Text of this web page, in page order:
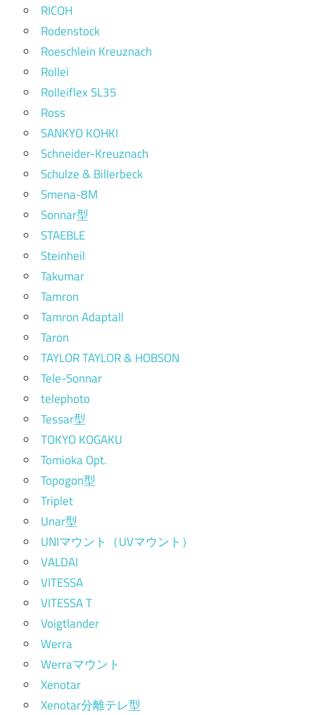
RICOH
Rodenstock
Roeschlein Kreuznach
Rollei
Rolleiflex SL35
Ross
SANKYO KOHKI
Schneider-Kreuznach
Schulze & Billerbeck
Smena-8M
Sonnar型
STAEBLE
Steinheil
Takumar
Tamron
Tamron Adaptall
Taron
TAYLOR TAYLOR & HOBSON
Tele-Sonnar
telephoto
Tessar型
TOKYO KOGAKU
Tomioka Opt.
Topogon型
Triplet
Unar型
UNIマウント（UVマウント）
VALDAI
VITESSA
VITESSA T
Voigtlander
Werra
Werraマウント
Xenotar
Xenotar分離テレ型